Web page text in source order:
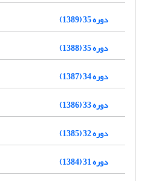
دوره 35 (1389)
دوره 35 (1388)
دوره 34 (1387)
دوره 33 (1386)
دوره 32 (1385)
دوره 31 (1384)